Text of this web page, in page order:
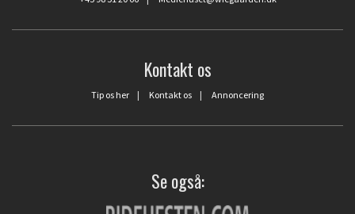
Kontakt os
Tip os her | Kontakt os | Annoncering
Se også: